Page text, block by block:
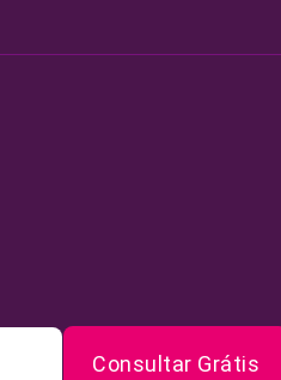
Consultar Grátis